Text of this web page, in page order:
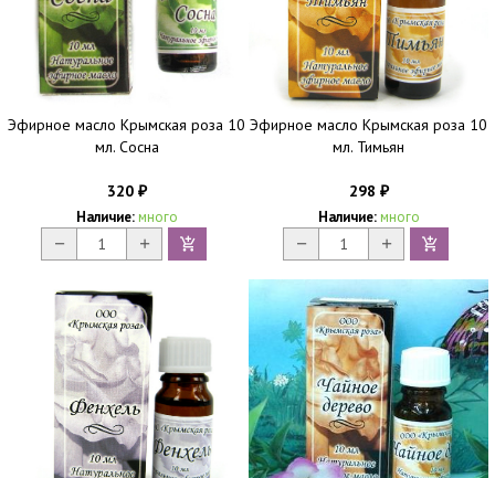
Эфирное масло Крымская роза 10
мл. Сосна
320 ₽
Наличие: много
Эфирное масло Крымская роза 10
мл. Тимьян
298 ₽
Наличие: много